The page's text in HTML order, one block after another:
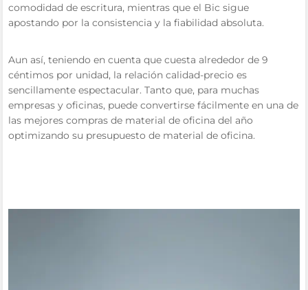
comodidad de escritura, mientras que el Bic sigue
apostando por la consistencia y la fiabilidad absoluta.
Aun así, teniendo en cuenta que cuesta alrededor de 9
céntimos por unidad, la relación calidad-precio es
sencillamente espectacular. Tanto que, para muchas
empresas y oficinas, puede convertirse fácilmente en una de
las mejores compras de material de oficina del año
optimizando su presupuesto de material de oficina.